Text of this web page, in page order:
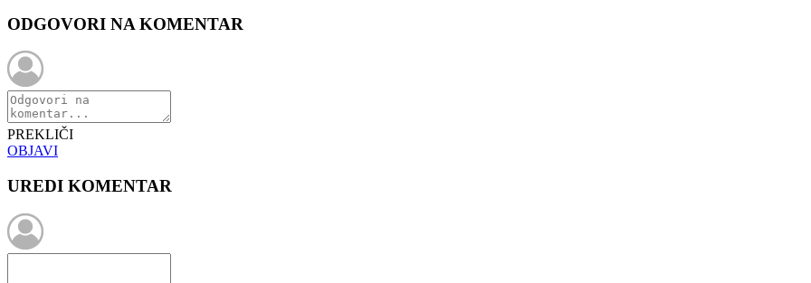
ODGOVORI NA KOMENTAR
PREKLIČI
OBJAVI
UREDI KOMENTAR